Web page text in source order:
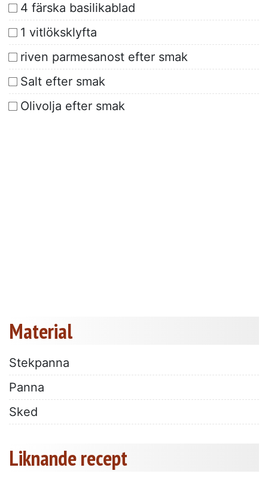
4 färska basilikablad
1 vitlöksklyfta
riven parmesanost efter smak
Salt efter smak
Olivolja efter smak
Material
Stekpanna
Panna
Sked
Liknande recept